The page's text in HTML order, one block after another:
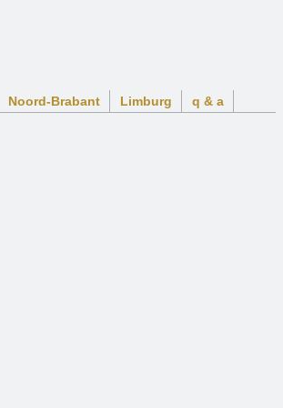
Noord-Brabant Limburg q & a